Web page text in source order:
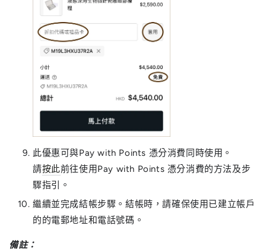
此優惠可與Pay with Points 憑分消費同時使用。
請按此前往使用Pay with Points 憑分消費的方法及步
驟指引。
繼續並完成結帳步驟。結帳時，請確保使用已建立帳戶
的的電郵地址和電話號碼。
備註：